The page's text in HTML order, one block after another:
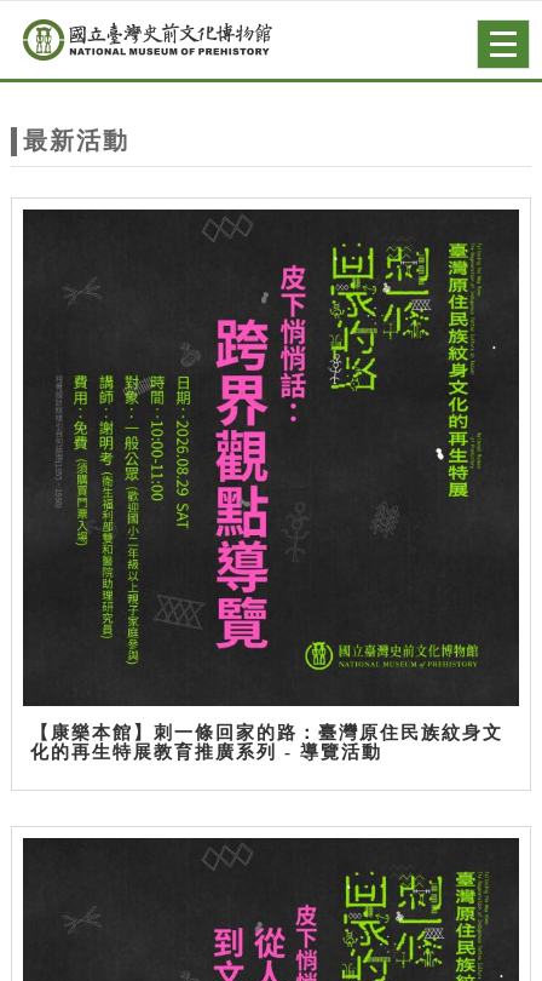
站
主
跳到主要內容
網站導覽
最新活動
【康樂本館】刺一條回家的路：臺灣原住民族紋身文
化的再生特展教育推廣系列 - 導覽活動